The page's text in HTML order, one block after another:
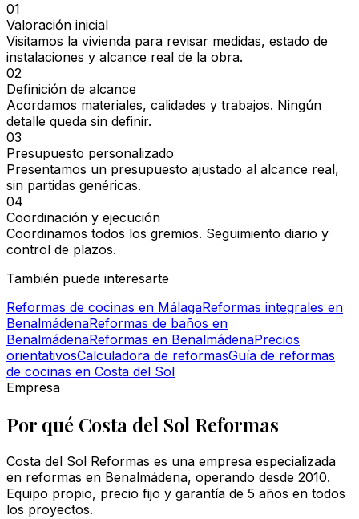
01
Valoración inicial
Visitamos la vivienda para revisar medidas, estado de
instalaciones y alcance real de la obra.
02
Definición de alcance
Acordamos materiales, calidades y trabajos. Ningún
detalle queda sin definir.
03
Presupuesto personalizado
Presentamos un presupuesto ajustado al alcance real,
sin partidas genéricas.
04
Coordinación y ejecución
Coordinamos todos los gremios. Seguimiento diario y
control de plazos.
También puede interesarte
Reformas de cocinas en MálagaReformas integrales en
BenalmádenaReformas de baños en
BenalmádenaReformas en BenalmádenaPrecios
orientativosCalculadora de reformasGuía de reformas
de cocinas en Costa del Sol
Empresa
Por qué Costa del Sol Reformas
Costa del Sol Reformas es una empresa especializada
en reformas en Benalmádena, operando desde 2010.
Equipo propio, precio fijo y garantía de 5 años en todos
los proyectos.